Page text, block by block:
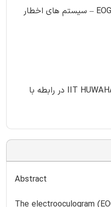
5- استفاده از پردازش سیگنال EOG – سیستم های اخطار
کار های تحقیقاتی فعلی در IIT HUWAHATI در رابطه با
Abstract
The electrooculogram